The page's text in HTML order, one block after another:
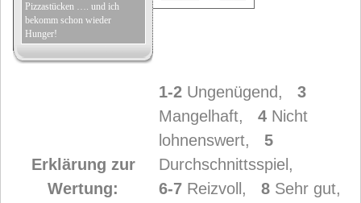
Pizzastücken …. und ich
bekomm schon wieder
Hunger!
Erklärung zur
Wertung:
1-2 Ungenügend, 3
Mangelhaft, 4 Nicht
lohnenswert, 5
Durchschnittsspiel,
6-7 Reizvoll, 8 Sehr gut,